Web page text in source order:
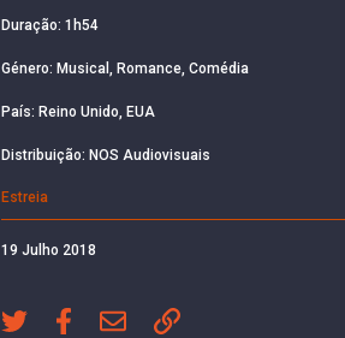
Duração: 1h54
Género: Musical, Romance, Comédia
País: Reino Unido, EUA
Distribuição: NOS Audiovisuais
Estreia
19 Julho 2018